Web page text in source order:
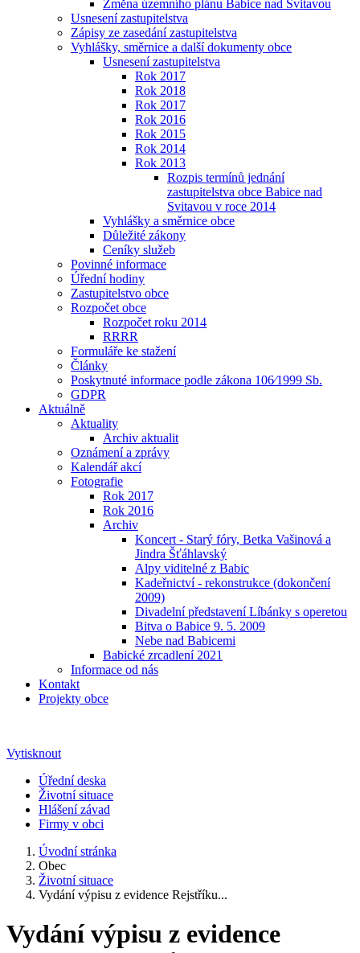
Změna územního plánu Babice nad Svitavou
Usnesení zastupitelstva
Zápisy ze zasedání zastupitelstva
Vyhlášky, směrnice a další dokumenty obce
Usnesení zastupitelstva
Rok 2017
Rok 2018
Rok 2017
Rok 2016
Rok 2015
Rok 2014
Rok 2013
Rozpis termínů jednání
zastupitelstva obce Babice nad
Svitavou v roce 2014
Vyhlášky a směrnice obce
Důležité zákony
Ceníky služeb
Povinné informace
Úřední hodiny
Zastupitelstvo obce
Rozpočet obce
Rozpočet roku 2014
RRRR
Formuláře ke stažení
Články
Poskytnuté informace podle zákona 106⁄1999 Sb.
GDPR
Aktuálně
Aktuality
Archiv aktualit
Oznámení a zprávy
Kalendář akcí
Fotografie
Rok 2017
Rok 2016
Archiv
Koncert - Starý fóry, Betka Vašinová a
Jindra Šťáhlavský
Alpy viditelné z Babic
Kadeřnictví - rekonstrukce (dokončení
2009)
Divadelní představení Líbánky s operetou
Bitva o Babice 9. 5. 2009
Nebe nad Babicemi
Babické zrcadlení 2021
Informace od nás
Kontakt
Projekty obce
Vytisknout
Úřední deska
Životní situace
Hlášení závad
Firmy v obci
Úvodní stránka
Obec
Životní situace
Vydání výpisu z evidence Rejstříku...
Vydání výpisu z evidence